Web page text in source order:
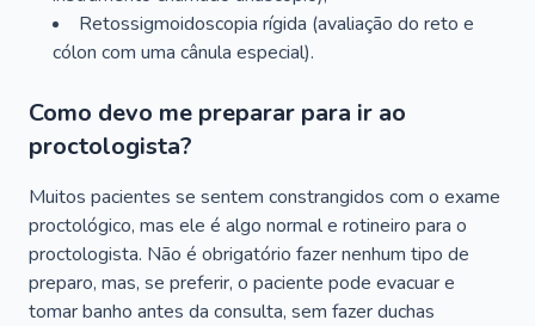
Retossigmoidoscopia rígida (avaliação do reto e
cólon com uma cânula especial).
Como devo me preparar para ir ao
proctologista?
Muitos pacientes se sentem constrangidos com o exame
proctológico, mas ele é algo normal e rotineiro para o
proctologista. Não é obrigatório fazer nenhum tipo de
preparo, mas, se preferir, o paciente pode evacuar e
tomar banho antes da consulta, sem fazer duchas